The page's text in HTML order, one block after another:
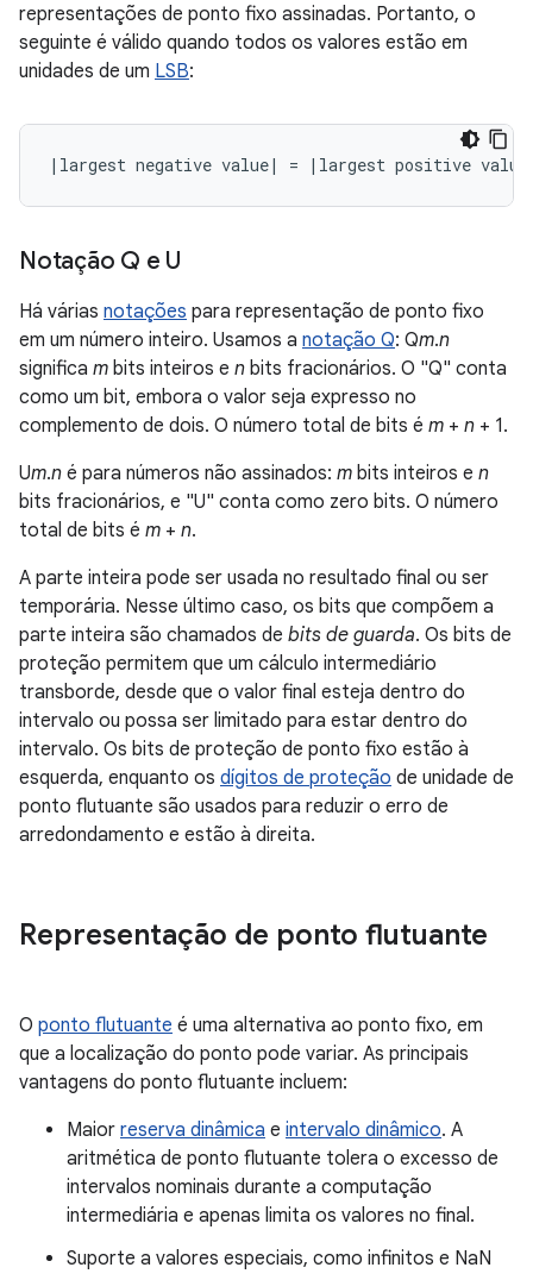
representações de ponto fixo assinadas. Portanto, o
seguinte é válido quando todos os valores estão em
unidades de um LSB:
Notação Q e U
Há várias notações para representação de ponto fixo
em um número inteiro. Usamos a notação Q: Qm.n
significa m bits inteiros e n bits fracionários. O "Q" conta
como um bit, embora o valor seja expresso no
complemento de dois. O número total de bits é m + n + 1.
Um.n é para números não assinados: m bits inteiros e n
bits fracionários, e "U" conta como zero bits. O número
total de bits é m + n.
A parte inteira pode ser usada no resultado final ou ser
temporária. Nesse último caso, os bits que compõem a
parte inteira são chamados de bits de guarda. Os bits de
proteção permitem que um cálculo intermediário
transborde, desde que o valor final esteja dentro do
intervalo ou possa ser limitado para estar dentro do
intervalo. Os bits de proteção de ponto fixo estão à
esquerda, enquanto os dígitos de proteção de unidade de
ponto flutuante são usados para reduzir o erro de
arredondamento e estão à direita.
Representação de ponto flutuante
O ponto flutuante é uma alternativa ao ponto fixo, em
que a localização do ponto pode variar. As principais
vantagens do ponto flutuante incluem:
Maior reserva dinâmica e intervalo dinâmico. A
aritmética de ponto flutuante tolera o excesso de
intervalos nominais durante a computação
intermediária e apenas limita os valores no final.
Suporte a valores especiais, como infinitos e NaN